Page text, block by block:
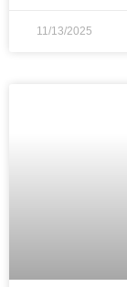
11/13/2025